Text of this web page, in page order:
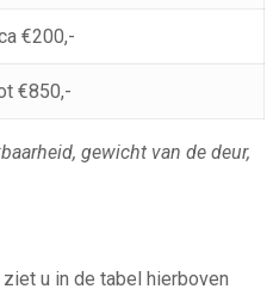
€200,-
€850,-
gewicht van de deur,
u in de tabel hierboven